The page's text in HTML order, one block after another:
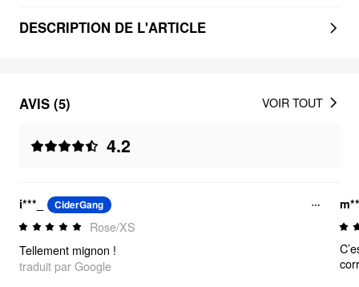
DESCRIPTION DE L'ARTICLE
AVIS (5)
4.2
VOIR TOUT
i***_ CiderGang
Rose/XS
Tellement mignon !
traduit par Google